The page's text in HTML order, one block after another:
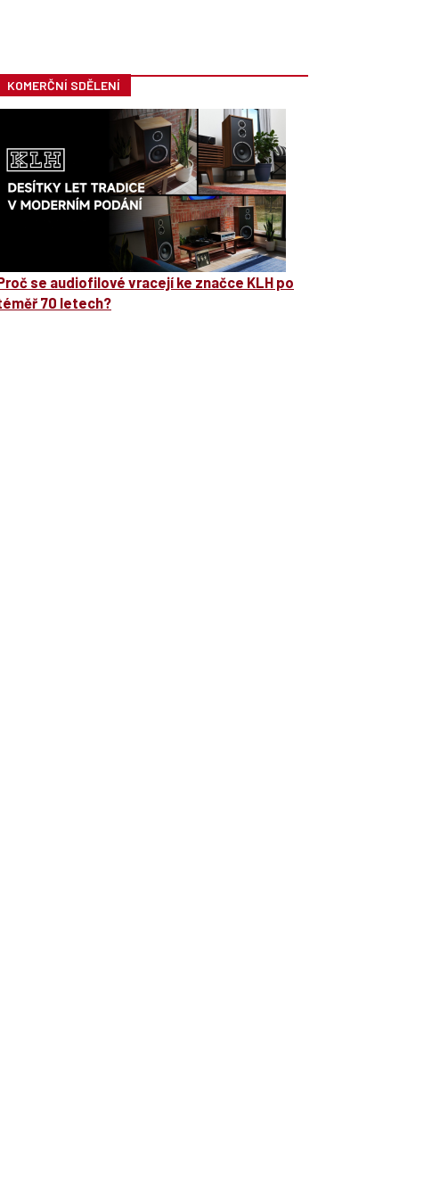
KOMERČNÍ SDĚLENÍ
se audiofilové vracejí ke značce KLH po
70 letech?